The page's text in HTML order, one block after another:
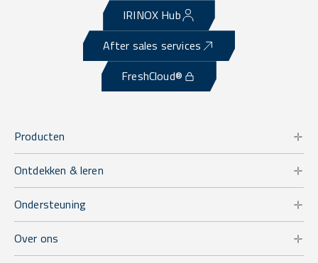
IRINOX Hub
After sales services
FreshCloud®
Producten
Ontdekken & leren
Ondersteuning
Over ons